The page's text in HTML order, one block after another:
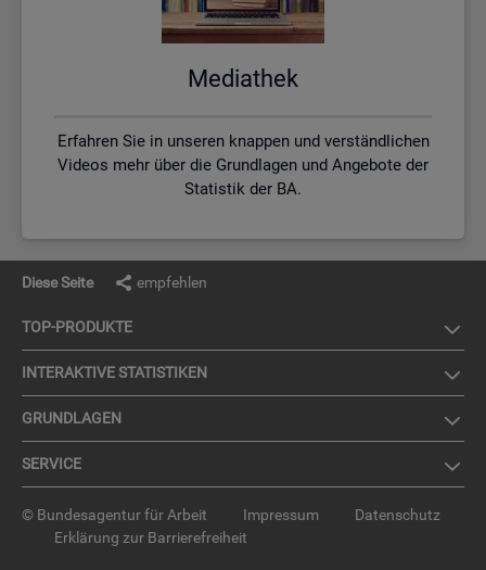
Me­dia­thek
Erfahren Sie in unseren knappen und verständlichen
Videos mehr über die Grundlagen und Angebote der
Statistik der BA.
Diese Seite empfehlen
TOP-PRO­DUK­TE
IN­TER­AK­TI­VE STA­TIS­TI­KEN
GRUND­LA­GEN
SER­VICE
© Bundesagentur für Arbeit Impressum
Datenschutz
Erklärung zur Barrierefreiheit